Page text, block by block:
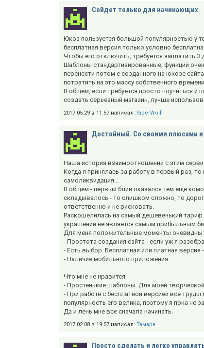
Сойдет только для начинающих
Юкоз пользуется большой популярностью у
бесплатная версия только условно
Чтобы его отключить, требуется заплатить 3
Шаблоны стандартизированные, функций
перенести потом с созданного на юкозе
потратить на это массу собственного
В общем, если требуется просто поучиться и
создать серьезный магазин, лучше
2017.05.29 в 11:57 написал: SiberWolf
Достойный. Со своими плюсами
Наша история взаимоотношений с этим
Когда я принялась за работу в первый раз,
самоликвидация...
В общем - первый блин оказался тем еще
складывалось - то слишком сложно, то
ответственно и не рисковать.
Раскошелилась на самый дешевенький
украшений не является самым прибыльным
Для меня положительные моменты очевидны:
- Простота создания сайта - если уж я
- Есть выбор. Бесплатная или платная
- Наличие мобильного приложения.
Что мне не нравится:
- Простенькие шаблоны. Для моей
- При работе с бесплатной версией все
популярность его велика, поэтому я пока не
Да и лень мне все сначала начинать.
2017.02.08 в 19:57 написал: Тамара
Просто сделать и легко